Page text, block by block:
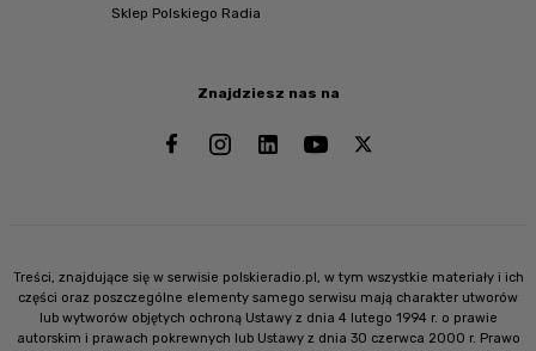
Znajdziesz nas na
Sklep Polskiego Radia
Treści, znajdujące się w serwisie polskieradio.pl, w tym wszystkie materiały i ich
części oraz poszczególne elementy samego serwisu mają charakter utworów
lub wytworów objętych ochroną Ustawy z dnia 4 lutego 1994 r. o prawie
autorskim i prawach pokrewnych lub Ustawy z dnia 30 czerwca 2000 r. Prawo